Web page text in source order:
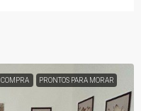
COMPRA PRONTOS PARA MORAR